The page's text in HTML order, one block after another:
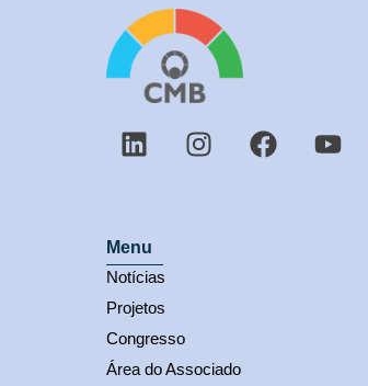
Menu
Notícias
Projetos
Congresso
Área do Associado